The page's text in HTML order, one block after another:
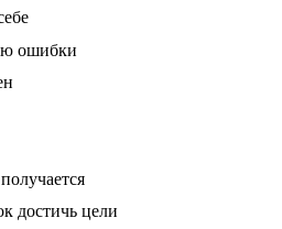
ошибки
достичь цели